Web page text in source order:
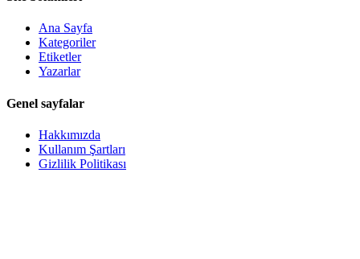
Ana Sayfa
Kategoriler
Etiketler
Yazarlar
Genel sayfalar
Hakkımızda
Kullanım Şartları
Gizlilik Politikası